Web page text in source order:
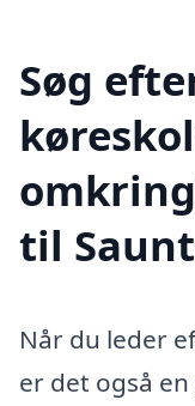
Søg
til
Når du leder
er det også